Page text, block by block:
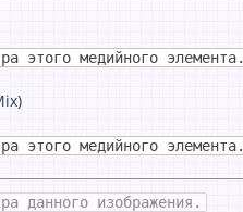
этого медийного элемента.
этого медийного элемента.
данного изображения.